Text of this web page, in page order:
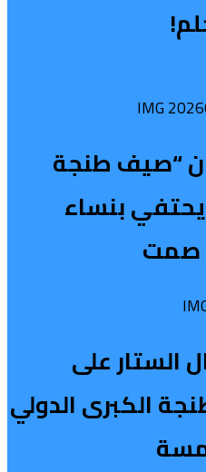
“صيف طنجة
يحتفي بنساء
صمت
الستار على
الكبرى الدولي